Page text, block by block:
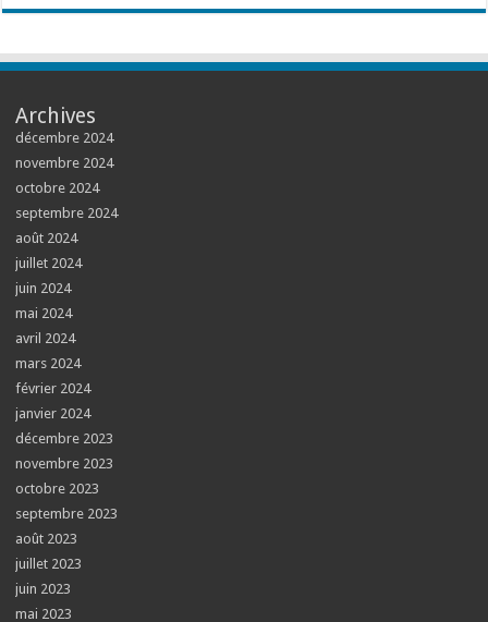
Archives
décembre 2024
novembre 2024
octobre 2024
septembre 2024
août 2024
juillet 2024
juin 2024
mai 2024
avril 2024
mars 2024
février 2024
janvier 2024
décembre 2023
novembre 2023
octobre 2023
septembre 2023
août 2023
juillet 2023
juin 2023
mai 2023